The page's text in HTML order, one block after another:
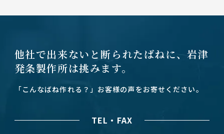
他社で出来ないと断られたばねに、岩津
発条製作所は挑みます。
「こんなばね作れる？」お客様の声をお寄せください。
TEL・FAX